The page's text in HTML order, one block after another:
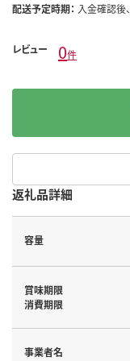
配送予定時期： 入金確認後
レビュー 0件
返礼品詳細
容量
賞味期限
消費期限
事業者名